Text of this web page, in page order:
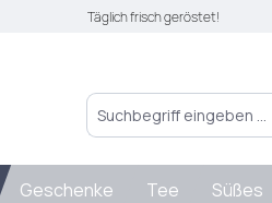
Täglich frisch geröstet!
Geschenke Tee Süßes